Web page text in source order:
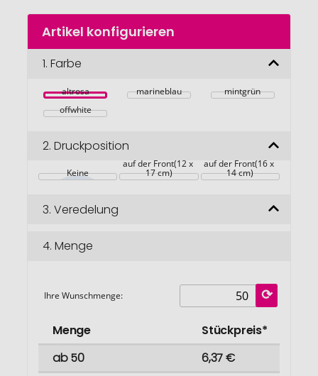
Zum
Anfang
Bildgalerie
Artikel konfigurieren
1. Farbe
altrosa marineblau
mintgrün
offwhite
2. Druckposition
Keine
auf der Front(12 x
17 cm)
auf der Front(16 x
14 cm)
3. Veredelung
4. Menge
Ihre Wunschmenge:
Menge
Stückpreis*
ab 50
6,37 €